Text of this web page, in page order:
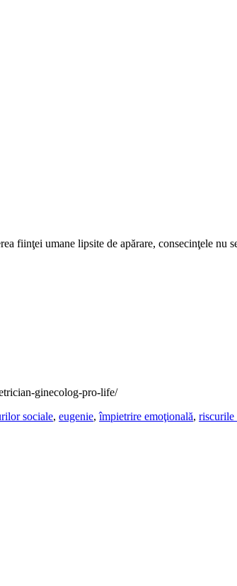
fiinţei umane lipsite de apărare, consecinţele
ginecolog-pro-life/
sociale, eugenie,împietrire emoţională,